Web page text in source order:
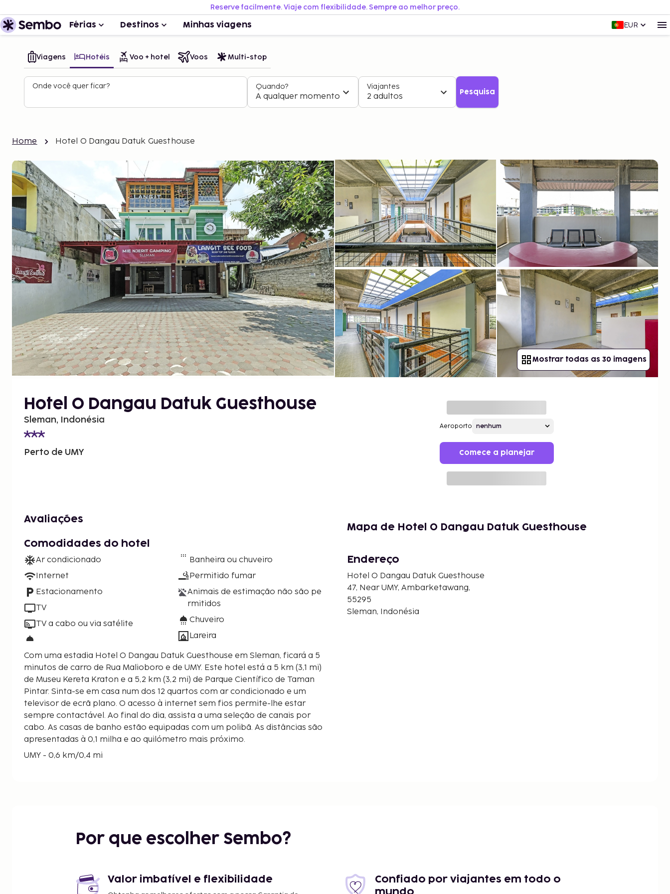
Reserve facilmente. Viaje com flexibilidade. Sempre ao melhor preço.
Férias Destinos Minhas viagens EUR
Viagens Hotéis Voo + hotel Voos Multi-stop
Onde você quer ficar? Quando?
A qualquer momento
Viajantes
2 adultos Pesquisa
Home Hotel O Dangau Datuk Guesthouse
Mostrar todas as 30 imagens
Hotel O Dangau Datuk Guesthouse
Sleman, Indonésia
Perto de UMY
Aeroporto
Comece a planejar
Avaliações
Comodidades do hotel
Ar condicionado
Internet
Estacionamento
TV
TV a cabo ou via satélite
Banheira ou chuveiro
Permitido fumar
Animais de estimação não são pe
rmitidos
Chuveiro
Lareira
Com uma estadia Hotel O Dangau Datuk Guesthouse em Sleman, ficará a 5
minutos de carro de Rua Malioboro e de UMY. Este hotel está a 5 km (3,1 mi)
de Museu Kereta Kraton e a 5,2 km (3,2 mi) de Parque Científico de Taman
Pintar. Sinta-se em casa num dos 12 quartos com ar condicionado e um
televisor de ecrã plano. O acesso à internet sem fios permite-lhe estar
sempre contactável. Ao final do dia, assista a uma seleção de canais por
cabo. As casas de banho estão equipadas com um polibã. As distâncias são
apresentadas à 0,1 milha e ao quilómetro mais próximo.
UMY - 0,6 km/0,4 mi
Museu Sonobudoyo - 5,2 km/3,2 mi
Bastião Sudoeste da Fortaleza do Palácio Real de Yogyakarta - 5,3 km/3,3
Mapa de Hotel O Dangau Datuk Guesthouse
Endereço
Hotel O Dangau Datuk Guesthouse
47, Near UMY, Ambarketawang,
55295
Sleman, Indonésia
Por que escolher Sembo?
Valor imbatível e flexibilidade
Confiado por viajantes em todo o
mundo